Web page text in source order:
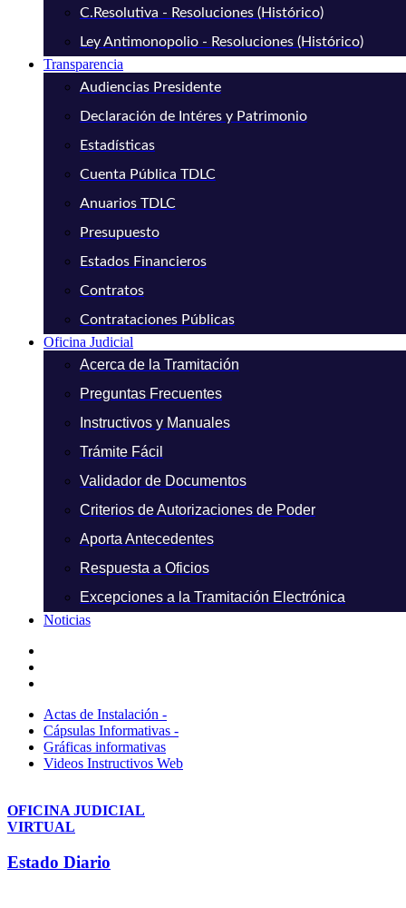
C.Resolutiva - Resoluciones (Histórico)
Ley Antimonopolio - Resoluciones (Histórico)
Transparencia
Audiencias Presidente
Declaración de Intéres y Patrimonio
Estadísticas
Cuenta Pública TDLC
Anuarios TDLC
Presupuesto
Estados Financieros
Contratos
Contrataciones Públicas
Oficina Judicial
Acerca de la Tramitación
Preguntas Frecuentes
Instructivos y Manuales
Trámite Fácil
Validador de Documentos
Criterios de Autorizaciones de Poder
Aporta Antecedentes
Respuesta a Oficios
Excepciones a la Tramitación Electrónica
Noticias
Actas de Instalación -
Cápsulas Informativas -
Gráficas informativas
Videos Instructivos Web
OFICINA JUDICIAL
VIRTUAL
Estado Diario